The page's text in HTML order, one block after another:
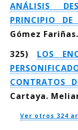
ANÁLISIS
PRINCIPIO DE
Gómez Fariñas.
325) LOS
CONTRATOS
Cartaya.
Ver otros 324